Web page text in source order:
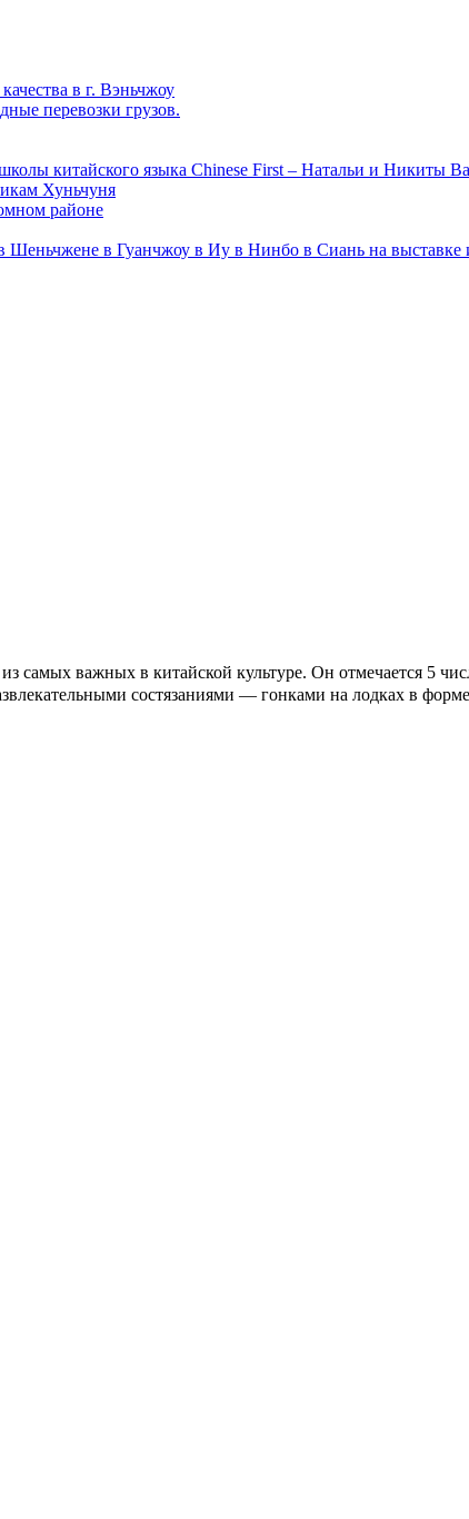
в г. Вэньчжоу
перевозки грузов.
китайского языка Chinese First – Натальи и Никиты
Хуньчуня
районе
Шеньчжене в Гуанчжоу в Иу в Нинбо в Сиань на выставке
важных в китайской культуре. Он отмечается 5
состязаниями — гонками на лодках в